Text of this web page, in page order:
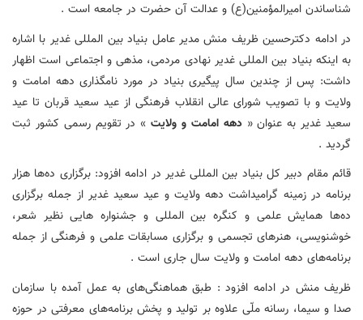
شناساندن امیرالمؤمنین(ع) و عدالت آن حضرت در جامعه است .
در ادامه دکترحسین ظریف منش مدیر عامل بنیاد بین المللی غدیر با اشاره
به اینکه بنیاد بین المللی غدیر نهادی مردمی، مذهی و اجتماعی است اظهار
داشت: پس از چندین سال پیگیری بنیاد در مورد نامگذاری دهه امامت و
ولایت و با تصویب شورای عالی انقلاب فرهنگی از عید سعید قربان تا عید
سعید غدیر به عنوان «دهه امامت و ولایت » در تقویم رسمی کشور ثبت
گردید .
قائم مقام دبیر کل بنیاد بین المللی غدیر در ادامه افزود: برگزاری ده‌ها هزار
برنامه در زمینه گرامیداشت دهه ولایت و عید سعید غدیر از جمله برگزاری
ده‌ها همایش علمی و کنگره بین المللی و جشنواره هایی نظیر شعر،
خوشنویسی، هنرهای تجسمی و برگزاری مسابقات علمی و فرهنگی از جمله
برنامه‌های دهه امامت و ولایت سال جاری است .
ظریف منش در ادامه افزود : طبق هماهنگی‌های به عمل آمده با سازمان
صدا و سیما، رسانه ملّی علاوه بر تولید و پخش برنامه‌های معرفتی در حوزه